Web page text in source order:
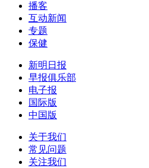
播客
互动新闻
专题
保健
新明日报
早报俱乐部
电子报
国际版
中国版
关于我们
常见问题
关注我们